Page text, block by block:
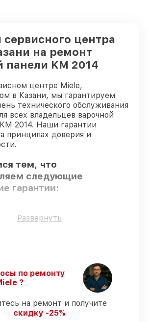
сервисного центра
на ремонт
панели KM 2014
центре Miele,
в Казани, мы гарантируем
технического обслуживания
всех владельцев варочной
2014. Наши гарантии
принципах доверия и
тем, что
следующие
гарантии:
фирменные комплектующие
специалисты с опытом и
сроков обслуживания
завершение работ без
гарантия
Развернуть
по ремонту
?
на ремонт и получите
скидку -25%